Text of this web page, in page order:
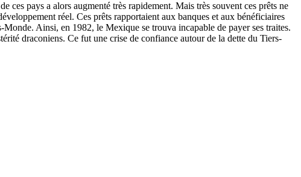
ces pays a alors augmenté très rapidement. Mais très souvent ces prêts ne
réel. Ces prêts rapportaient aux banques et aux bénéficiaires
Ainsi, en 1982, le Mexique se trouva incapable de payer ses traites.
draconiens. Ce fut une crise de confiance autour de la dette du Tiers-